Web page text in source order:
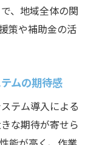
、地域全体の関
策や補助金の活
ムの期待感
テム導入による
な期待が寄せら